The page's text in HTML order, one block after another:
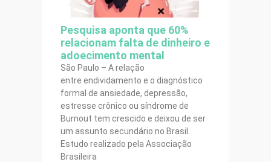
Pesquisa aponta que 60%
relacionam falta de dinheiro e
adoecimento mental
São Paulo – A relação
entre endividamento e o diagnóstico
formal de ansiedade, depressão,
estresse crônico ou síndrome de
Burnout tem crescido e deixou de ser
um assunto secundário no Brasil.
Estudo realizado pela Associação
Brasileira